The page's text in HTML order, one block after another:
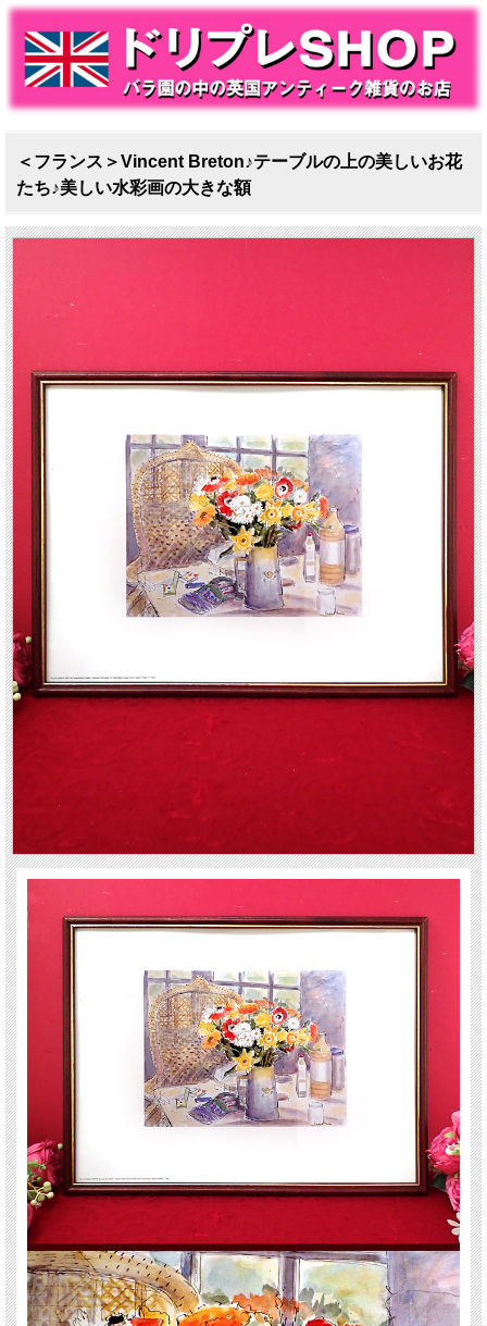
＜フランス＞Vincent Breton♪テーブルの上の美しいお花
たち♪美しい水彩画の大きな額